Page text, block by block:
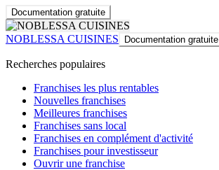
Documentation gratuite
NOBLESSA CUISINES Documentation gratuite
Recherches populaires
Franchises les plus rentables
Nouvelles franchises
Meilleures franchises
Franchises sans local
Franchises en complément d'activité
Franchises pour investisseur
Ouvrir une franchise